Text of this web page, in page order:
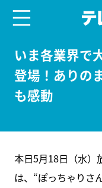
いま各業界で
登場！ありの
も感動
本日5月18日（水）
は、“ぽっちゃりさ